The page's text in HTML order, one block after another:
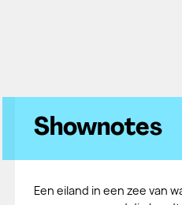
Shownotes
Een eiland in een zee van